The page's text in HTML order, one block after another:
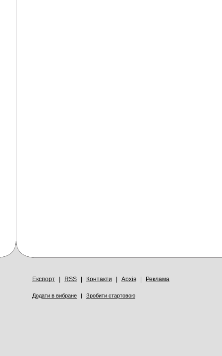
Експорт RSS Контакти Архів Реклама
Додати в вибране Зробити стартовою